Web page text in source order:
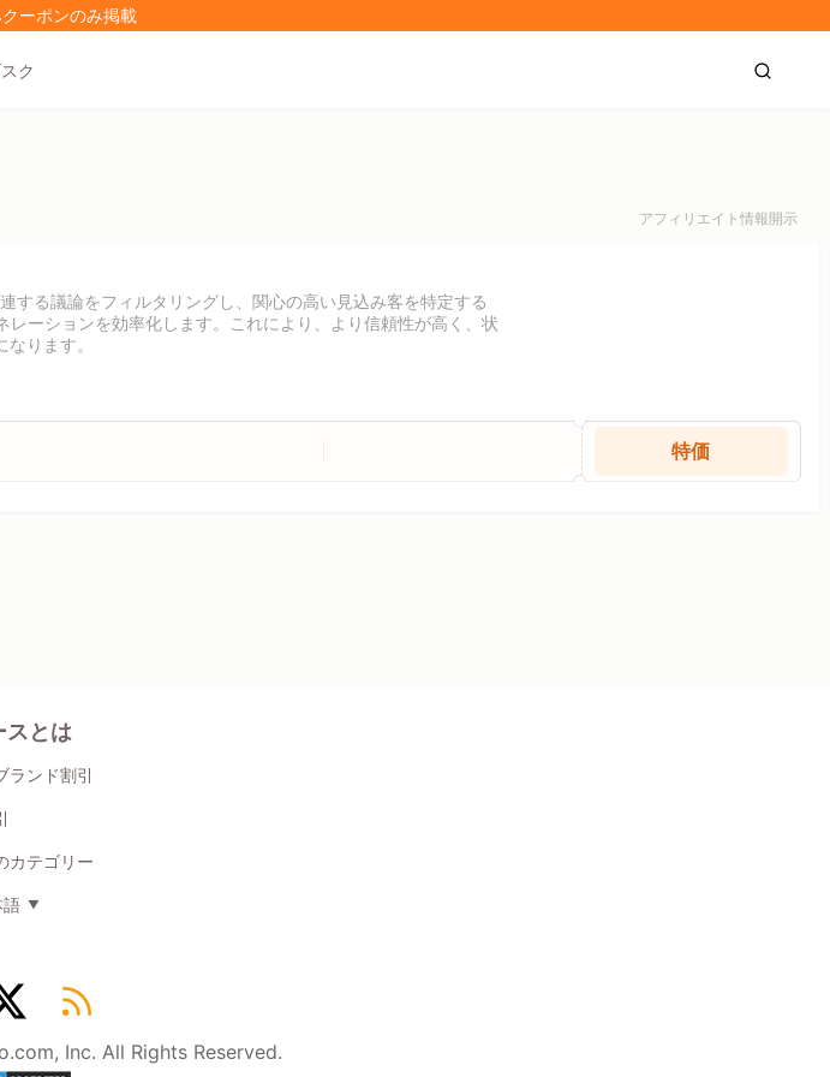
ーポンのみ掲載
ク
アフィリエイト情報開示
する議論をフィルタリングし、関心の高い見込み客を特定する
レーションを効率化します。これにより、より信頼性が高く、状
ります。
特価
スとは
ランド割引
カテゴリー
語
Inc. All Rights Reserved.